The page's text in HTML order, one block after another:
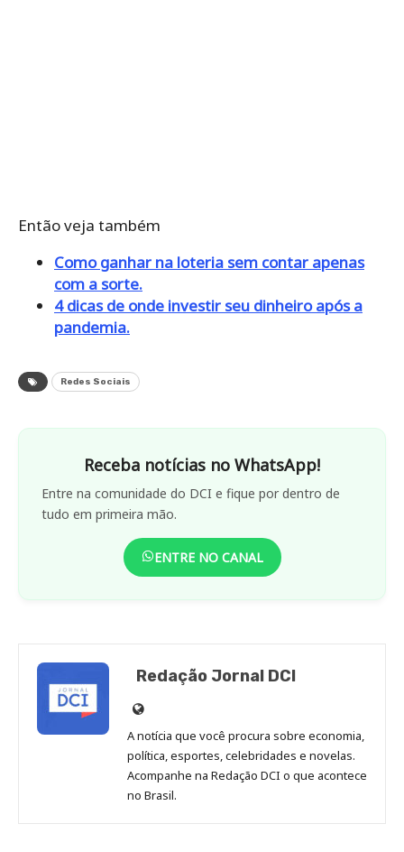
Então veja também
Como ganhar na loteria sem contar apenas
com a sorte.
4 dicas de onde investir seu dinheiro após a
pandemia.
Redes Sociais
Receba notícias no WhatsApp!
Entre na comunidade do DCI e fique por dentro de
tudo em primeira mão.
ENTRE NO CANAL
Redação Jornal DCI
Site
de
Redação
Jornal
DCI
A notícia que você procura sobre economia,
política, esportes, celebridades e novelas.
Acompanhe na Redação DCI o que acontece
no Brasil.